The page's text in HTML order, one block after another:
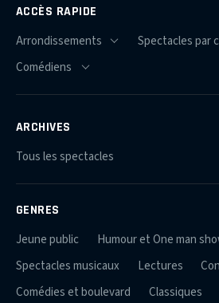
ACCÈS RAPIDE
ARCHIVES
Tous les spectacles
GENRES
Jeune public
Humour et One man
Spectacles musicaux
Lectures
Comédies et boulevard
Classiques